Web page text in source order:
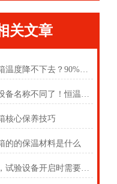
关文章
高低温试验箱温度降不下去？90%的故障都是这几个原因！
别以为只是设备名称不同了！恒温与交变试验箱怎么选
核心保养技巧
的的保温材料是什么
寒冷的冬天，试验设备开启时需要注意哪些呢